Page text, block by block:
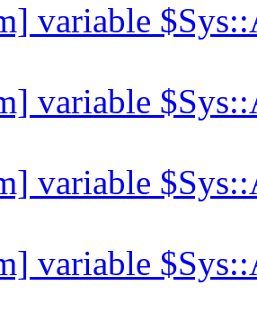
variable
variable
variable
variable